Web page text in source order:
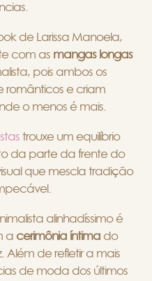
de Larissa Manoela,
com as mangas longas
pois ambos os
românticos e criam
o menos é mais.
trouxe um equilíbrio
da parte da frente do
que mescla tradição
alinhadíssimo é
a cerimônia íntima do
Além de refletir a mais
de moda dos últimos